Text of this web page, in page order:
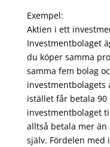
Exempel:
Aktien i ett
Investmentbolaget
du köper samma
samma fem bolag
investmentbolagets
istället får betala
investmentbolaget
alltså betala mer
själv. Fördelen med